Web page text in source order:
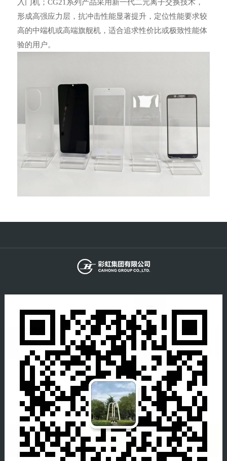
入门机；CG21系列产品采用新一代二元离子交换技术，
形成高强应力层，抗冲击性能显著提升，定位性能要求较
高的中端机或高端旗舰机，适合追求性价比或极致性能体
验的用户。